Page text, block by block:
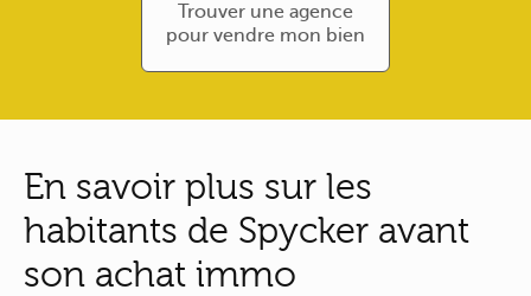
Trouver une agence
pour vendre mon bien
En savoir plus sur les
habitants de Spycker avant
son achat immo